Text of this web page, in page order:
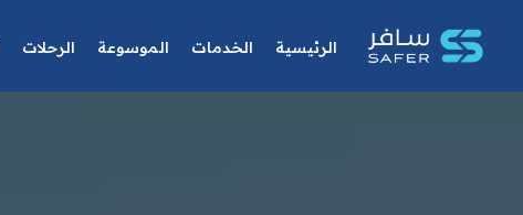
الرئيسية الخدمات الموسوعة الرحلات